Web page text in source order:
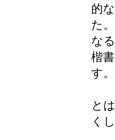
的
た。
な
楷
す。
と
く